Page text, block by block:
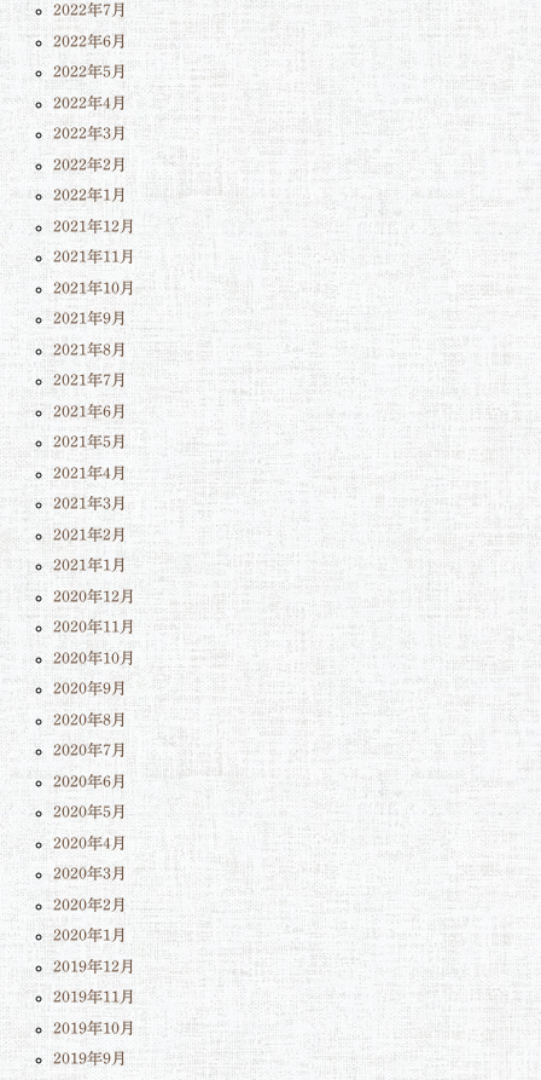
2022年7月
2022年6月
2022年5月
2022年4月
2022年3月
2022年2月
2022年1月
2021年12月
2021年11月
2021年10月
2021年9月
2021年8月
2021年7月
2021年6月
2021年5月
2021年4月
2021年3月
2021年2月
2021年1月
2020年12月
2020年11月
2020年10月
2020年9月
2020年8月
2020年7月
2020年6月
2020年5月
2020年4月
2020年3月
2020年2月
2020年1月
2019年12月
2019年11月
2019年10月
2019年9月